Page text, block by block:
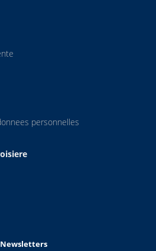
personnelles
Newsletters